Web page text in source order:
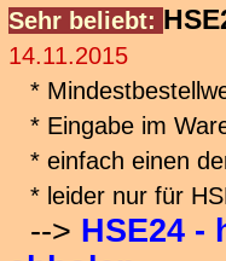
Sehr beliebt:
14.11.2015
*
* Eingabe im
* einfach einen
* leider nur für
--> HSE24 -